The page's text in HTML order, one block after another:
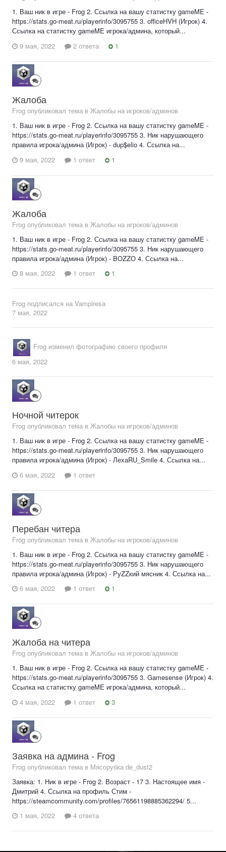
1. Ваш ник в игре - Frog 2. Ссылка на вашу статистку gameME -
https://stats.go-meat.ru/playerinfo/3095755 3. officeHVH (Игрок) 4.
Ссылка на статистку gameME игрока/админа, который...
9 мая, 2022
2 ответа 1
Жалоба
Frog опубликовал тема в Жалобы на игроков/админов
1. Ваш ник в игре - Frog 2. Ссылка на вашу статистку gameME -
https://stats.go-meat.ru/playerinfo/3095755 3. Ник нарушающего
правила игрока/админа (Игрок) - dup$elio 4. Ссылка на...
9 мая, 2022
1 ответ 1
Жалоба
Frog опубликовал тема в Жалобы на игроков/админов
1. Ваш ник в игре - Frog 2. Ссылка на вашу статистку gameME -
https://stats.go-meat.ru/playerinfo/3095755 3. Ник нарушающего
правила игрока/админа (Игрок) - BOZZO 4. Ссылка на...
8 мая, 2022
1 ответ 1
Frog подписался на Vampiresa
7 мая, 2022
Frog изменил фотографию своего профиля
6 мая, 2022
Ночной читерок
Frog опубликовал тема в Жалобы на игроков/админов
1. Ваш ник в игре - Frog 2. Ссылка на вашу статистку gameME -
https://stats.go-meat.ru/playerinfo/3095755 3. Ник нарушающего
правила игрока/админа (Игрок) - ЛехаRU_Smile 4. Ссылка на...
6 мая, 2022
1 ответ
Перебан читера
Frog опубликовал тема в Жалобы на игроков/админов
1. Ваш ник в игре - Frog 2. Ссылка на вашу статистку gameME -
https://stats.go-meat.ru/playerinfo/3095755 3. Ник нарушающего
правила игрока/админа (Игрок) - РуZZкий мясник 4. Ссылка на...
6 мая, 2022
1 ответ 1
Жалоба на читера
Frog опубликовал тема в Жалобы на игроков/админов
1. Ваш ник в игре - Frog 2. Ссылка на вашу статистку gameME -
https://stats.go-meat.ru/playerinfo/3095755 3. Gamesense (Игрок) 4.
Ссылка на статистку gameME игрока/админа, который...
4 мая, 2022
1 ответ 3
Заявка на админа - Frog
Frog опубликовал тема в Мясорубка de_dust2
Заявка: 1. Ник в игре - Frog 2. Возраст - 17 3. Настоящее имя -
Дмитрий 4. Ссылка на профиль Стим -
https://steamcommunity.com/profiles/76561198885362294/ 5...
1 мая, 2022
4 ответа